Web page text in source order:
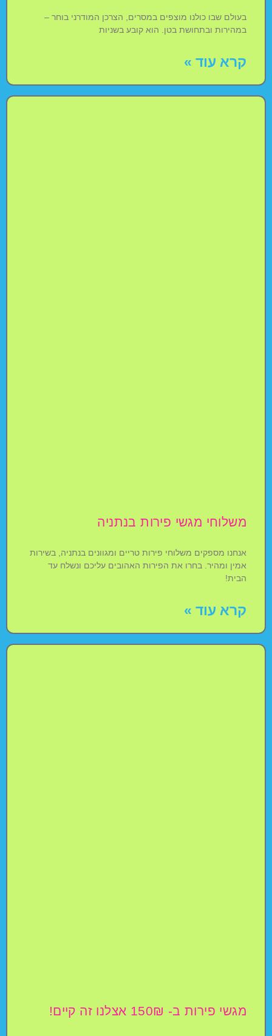
בעולם שבו כולנו מוצפים במסרים, הצרכן המודרני בוחר –
במהירות ובתחושת בטן. הוא קובע בשניות
קרא עוד »
משלוחי מגשי פירות בנתניה
אנחנו מספקים משלוחי פירות טריים ומגוונים בנתניה, בשירות
אמין ומהיר. בחרו את הפירות האהובים עליכם ונשלח עד
הבית!
קרא עוד »
מגשי פירות ב- 150₪ אצלנו זה קיים!